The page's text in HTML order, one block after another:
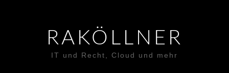
RAKÖLLNER
IT und Recht, Cloud und mehr